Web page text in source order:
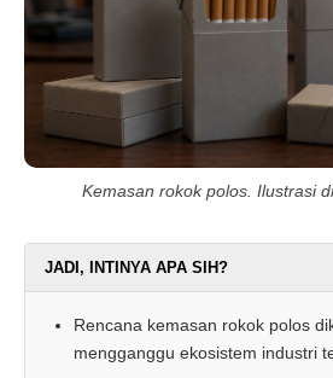
Kemasan rokok polos. Ilustrasi
JADI, INTINYA APA SIH?
Rencana kemasan rokok polos
mengganggu ekosistem industri